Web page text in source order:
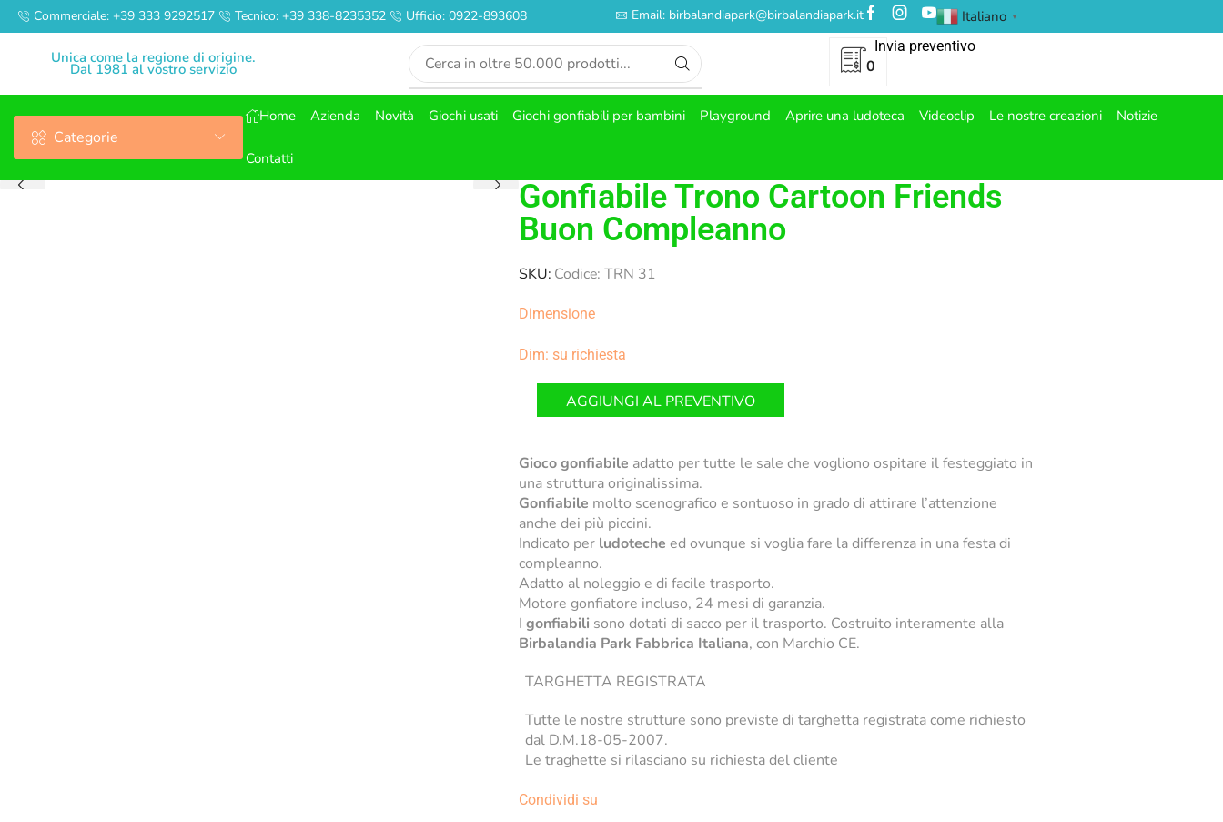
Commerciale: +39 333 9292517 Tecnico: +39 338-8235352 Ufficio: 0922-893608 Email: birbalandiapark@birbalandiapark.it Italiano ▼
Unica come la regione di origine.
Dal 1981 al vostro servizio 0
Invia preventivo
Categorie
Home Azienda Novità Giochi usati Giochi gonfiabili per bambini Playground Aprire una ludoteca Videoclip Le nostre creazioni Notizie
Contatti
Gonfiabile Trono Cartoon Friends
Buon Compleanno
SKU: Codice: TRN 31
Dimensione
Dim: su richiesta
AGGIUNGI AL PREVENTIVO
Gioco gonfiabile adatto per tutte le sale che vogliono ospitare il festeggiato in
una struttura originalissima.
Gonfiabile molto scenografico e sontuoso in grado di attirare l’attenzione
anche dei più piccini.
Indicato per ludoteche ed ovunque si voglia fare la differenza in una festa di
compleanno.
Adatto al noleggio e di facile trasporto.
Motore gonfiatore incluso, 24 mesi di garanzia.
I gonfiabili sono dotati di sacco per il trasporto. Costruito interamente alla
Birbalandia Park Fabbrica Italiana, con Marchio CE.
TARGHETTA REGISTRATA
Tutte le nostre strutture sono previste di targhetta registrata come richiesto
dal D.M.18-05-2007.
Le traghette si rilasciano su richiesta del cliente
Condividi su